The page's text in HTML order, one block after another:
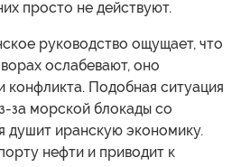
просто не действуют.
руководство ощущает, что
ослабевают, оно
конфликта. Подобная ситуация
за морской блокады со
иранскую экономику.
нефти и приводит к